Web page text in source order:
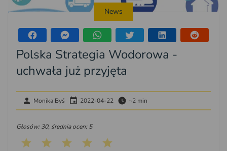
News
Polska Strategia Wodorowa -
uchwała już przyjęta
Monika Byś 2022-04-22 ~2 min
Głosów: 30, średnia ocen: 5